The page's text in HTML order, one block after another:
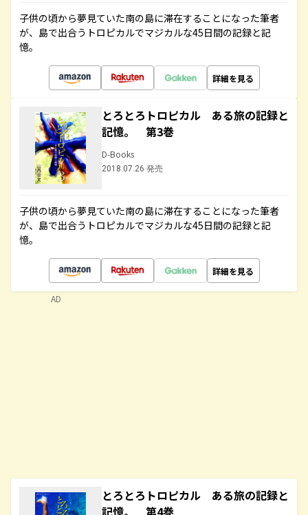
子供の頃から夢見ていた南の島に滞在することになった筆者
が、島で出合うトロピカルでマジカルな45日間の記録と記
憶。
詳細を見る
とろとろトロピカル ある旅の記録と
記憶。 第3巻
D-Books
2018.07.26 発売
子供の頃から夢見ていた南の島に滞在することになった筆者
が、島で出合うトロピカルでマジカルな45日間の記録と記
憶。
詳細を見る
とろとろトロピカル ある旅の記録と
記憶。 第4巻
AD